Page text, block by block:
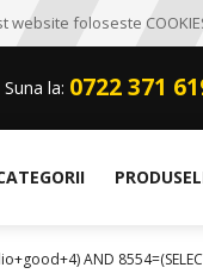
website foloseste
Suna la: 0722 371
AND